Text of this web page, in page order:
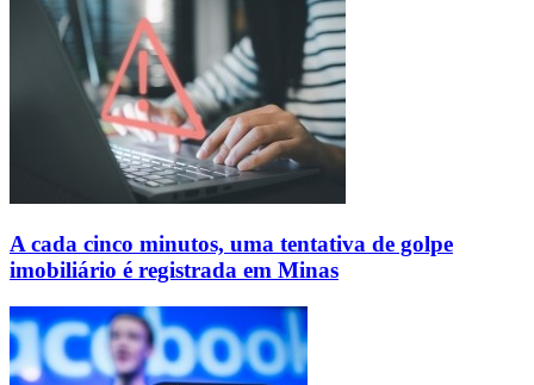
A cada cinco minutos, uma tentativa de golpe
imobiliário é registrada em Minas